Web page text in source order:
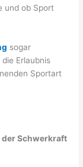
und ob Sport
sogar
Erlaubnis
Sportart
der Schwerkraft